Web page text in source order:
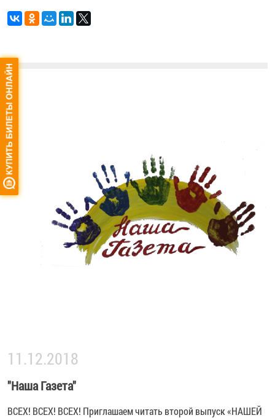
11.12.2018
"Наша Газета"
ВСЕХ! ВСЕХ! ВСЕХ! Приглашаем читать второй выпуск «НАШЕЙ